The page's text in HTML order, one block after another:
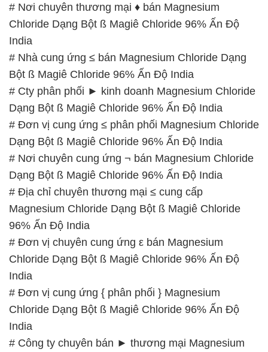
# Nơi chuyên thương mại ♦ bán Magnesium
Chloride Dạng Bột ß Magiê Chloride 96% Ấn Độ
India
# Nhà cung ứng ≤ bán Magnesium Chloride Dạng
Bột ß Magiê Chloride 96% Ấn Độ India
# Cty phân phối ► kinh doanh Magnesium Chloride
Dạng Bột ß Magiê Chloride 96% Ấn Độ India
# Đơn vị cung ứng ≤ phân phối Magnesium Chloride
Dạng Bột ß Magiê Chloride 96% Ấn Độ India
# Nơi chuyên cung ứng ¬ bán Magnesium Chloride
Dạng Bột ß Magiê Chloride 96% Ấn Độ India
# Địa chỉ chuyên thương mại ≤ cung cấp
Magnesium Chloride Dạng Bột ß Magiê Chloride
96% Ấn Độ India
# Đơn vị chuyên cung ứng ε bán Magnesium
Chloride Dạng Bột ß Magiê Chloride 96% Ấn Độ
India
# Đơn vị cung ứng { phân phối } Magnesium
Chloride Dạng Bột ß Magiê Chloride 96% Ấn Độ
India
# Công ty chuyên bán ► thương mại Magnesium